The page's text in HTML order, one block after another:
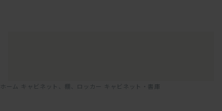
ホーム キャビネット、棚、ロッカー キャビネット・書庫